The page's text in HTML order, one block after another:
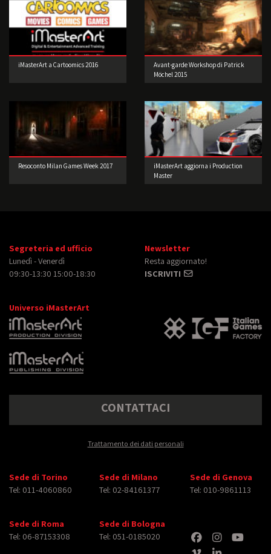
iMasterArt a Cartoomics 2016
Avant-garde Workshop di Patrick
Möchel 2015
Resoconto Milan Games Week 2017
iMasterArt aggiorna i Production
Master
Segreteria ed ufficio
Lunedì - Venerdì
09:30-13:30 15:00-18:30
Newsletter
Resta aggiornato!
ISCRIVITI
Universo iMasterArt
CONTATTACI
Trattamento dei dati personali
Sede di Torino
Tel: 011-4060860
Sede di Milano
Tel: 02-84161377
Sede di Genova
Tel: 010-9861113
Sede di Roma
Tel: 06-87153308
Sede di Bologna
Tel: 051-0185020